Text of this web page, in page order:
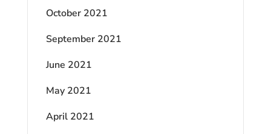
October 2021
September 2021
June 2021
May 2021
April 2021